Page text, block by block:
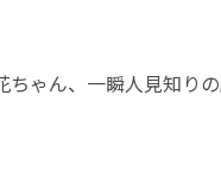
ちゃん、一瞬人見知り